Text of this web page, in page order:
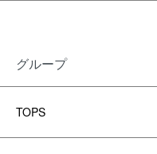
グループ
TOPS